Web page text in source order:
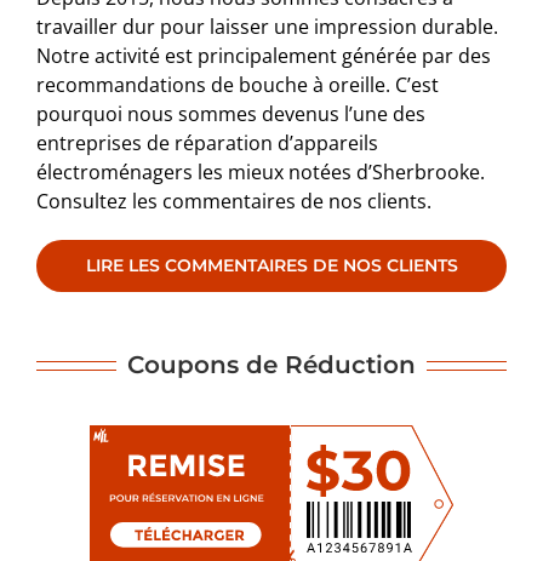
travailler dur pour laisser une impression durable.
Notre activité est principalement générée par des
recommandations de bouche à oreille. C’est
pourquoi nous sommes devenus l’une des
entreprises de réparation d’appareils
électroménagers les mieux notées d’Sherbrooke.
Consultez les commentaires de nos clients.
LIRE LES COMMENTAIRES DE NOS CLIENTS
Coupons de Réduction